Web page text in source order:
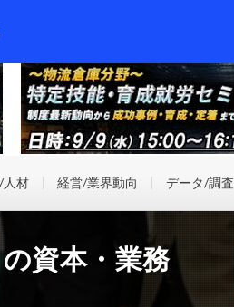
人材 経営/業界動向 データ/調査
資本・業務